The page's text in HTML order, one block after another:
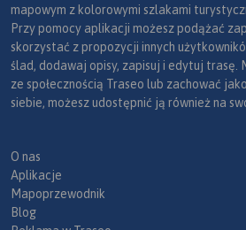
mapowym z kolorowymi szlakami
Przy pomocy aplikacji możesz podążać
skorzystać z propozycji innych
ślad, dodawaj opisy, zapisuj i edytuj trasę.
ze społecznością Traseo lub zachować
siebie, możesz udostępnić ją również na
O nas
Aplikacje
Mapoprzewodnik
Blog